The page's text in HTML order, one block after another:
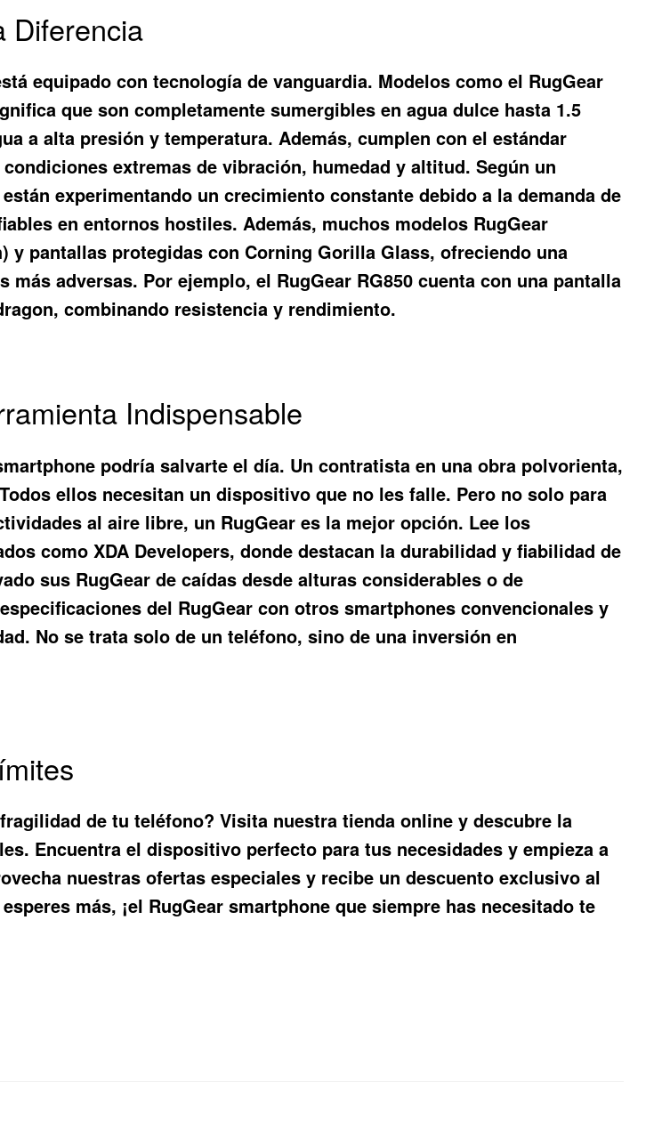
Diferencia
equipado con tecnología de vanguardia. Modelos como el RugGear
que son completamente sumergibles en agua dulce hasta 1.5
a alta presión y temperatura. Además, cumplen con el estándar
extremas de vibración, humedad y altitud. Según un
experimentando un crecimiento constante debido a la demanda de
en entornos hostiles. Además, muchos modelos RugGear
y pantallas protegidas con Corning Gorilla Glass, ofreciendo una
adversas. Por ejemplo, el RugGear RG850 cuenta con una pantalla
combinando resistencia y rendimiento.
Indispensable
podría salvarte el día. Un contratista en una obra polvorienta,
ellos necesitan un dispositivo que no les falle. Pero no solo para
al aire libre, un RugGear es la mejor opción. Lee los
como XDA Developers, donde destacan la durabilidad y fiabilidad de
sus RugGear de caídas desde alturas considerables o de
del RugGear con otros smartphones convencionales y
No se trata solo de un teléfono, sino de una inversión en
de tu teléfono? Visita nuestra tienda online y descubre la
Encuentra el dispositivo perfecto para tus necesidades y empieza a
nuestras ofertas especiales y recibe un descuento exclusivo al
más, ¡el RugGear smartphone que siempre has necesitado te